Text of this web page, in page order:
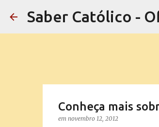
Saber Católico -
Conheça mais
em novembro 12, 2012